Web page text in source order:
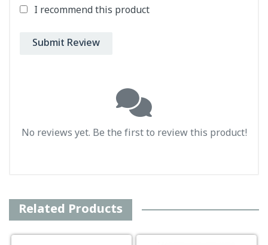
I recommend this product
Submit Review
No reviews yet. Be the first to review this product!
Related Products